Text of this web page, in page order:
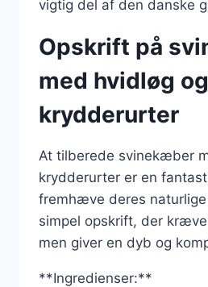
vigtig del af den danske
Opskrift på
med hvidløg og
krydderurter
At tilberede svinekæber
krydderurter er en
fremhæve deres
simpel opskrift, der
men giver en dyb og
**Ingredienser:**